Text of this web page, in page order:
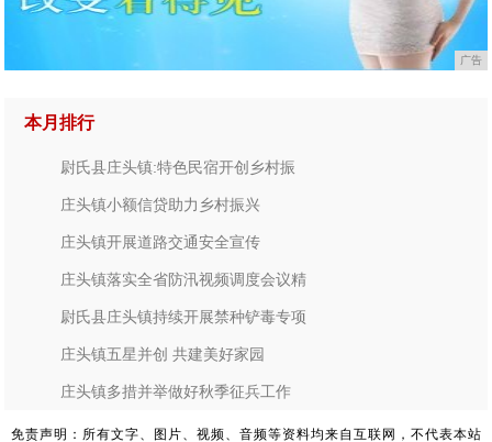
广告
本月排行
尉氏县庄头镇:特色民宿开创乡村振
庄头镇小额信贷助力乡村振兴
庄头镇开展道路交通安全宣传
庄头镇落实全省防汛视频调度会议精
尉氏县庄头镇持续开展禁种铲毒专项
庄头镇五星并创 共建美好家园
庄头镇多措并举做好秋季征兵工作
免责声明：所有文字、图片、视频、音频等资料均来自互联网，不代表本站